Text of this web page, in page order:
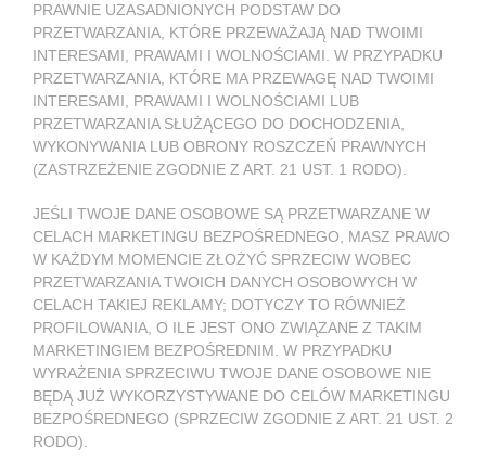
PRAWNIE UZASADNIONYCH PODSTAW DO
PRZETWARZANIA, KTÓRE PRZEWAŻAJĄ NAD TWOIMI
INTERESAMI, PRAWAMI I WOLNOŚCIAMI. W PRZYPADKU
PRZETWARZANIA, KTÓRE MA PRZEWAGĘ NAD TWOIMI
INTERESAMI, PRAWAMI I WOLNOŚCIAMI LUB
PRZETWARZANIA SŁUŻĄCEGO DO DOCHODZENIA,
WYKONYWANIA LUB OBRONY ROSZCZEŃ PRAWNYCH
(ZASTRZEŻENIE ZGODNIE Z ART. 21 UST. 1 RODO).
JEŚLI TWOJE DANE OSOBOWE SĄ PRZETWARZANE W
CELACH MARKETINGU BEZPOŚREDNEGO, MASZ PRAWO
W KAŻDYM MOMENCIE ZŁOŻYĆ SPRZECIW WOBEC
PRZETWARZANIA TWOICH DANYCH OSOBOWYCH W
CELACH TAKIEJ REKLAMY; DOTYCZY TO RÓWNIEŻ
PROFILOWANIA, O ILE JEST ONO ZWIĄZANE Z TAKIM
MARKETINGIEM BEZPOŚREDNIM. W PRZYPADKU
WYRAŻENIA SPRZECIWU TWOJE DANE OSOBOWE NIE
BĘDĄ JUŻ WYKORZYSTYWANE DO CELÓW MARKETINGU
BEZPOŚREDNEGO (SPRZECIW ZGODNIE Z ART. 21 UST. 2
RODO).